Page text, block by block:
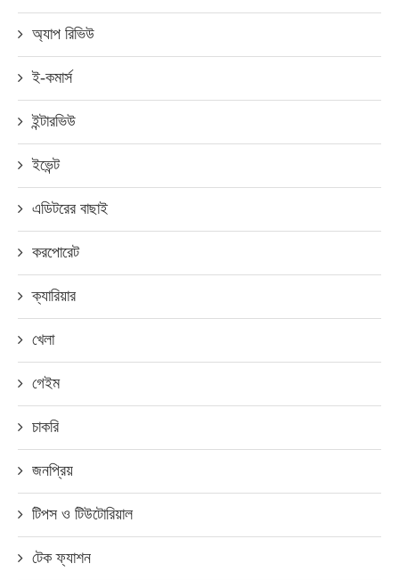
অ্যাপ রিভিউ
ই-কমার্স
ইন্টারভিউ
ইভেন্ট
এডিটরের বাছাই
করপোরেট
ক্যারিয়ার
খেলা
গেইম
চাকরি
জনপ্রিয়
টিপস ও টিউটোরিয়াল
টেক ফ্যাশন